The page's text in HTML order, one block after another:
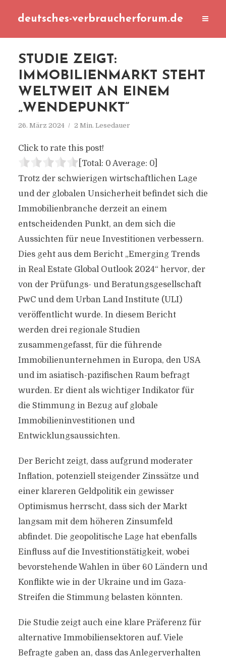
deutsches-verbraucherforum.de
STUDIE ZEIGT:
IMMOBILIENMARKT STEHT
WELTWEIT AN EINEM
„WENDEPUNKT“
26. März 2024 2 Min. Lesedauer
Click to rate this post!
[Total: 0 Average: 0]
Trotz der schwierigen wirtschaftlichen Lage
und der globalen Unsicherheit befindet sich die
Immobilienbranche derzeit an einem
entscheidenden Punkt, an dem sich die
Aussichten für neue Investitionen verbessern.
Dies geht aus dem Bericht „Emerging Trends
in Real Estate Global Outlook 2024“ hervor, der
von der Prüfungs- und Beratungsgesellschaft
PwC und dem Urban Land Institute (ULI)
veröffentlicht wurde. In diesem Bericht
werden drei regionale Studien
zusammengefasst, für die führende
Immobilienunternehmen in Europa, den USA
und im asiatisch-pazifischen Raum befragt
wurden. Er dient als wichtiger Indikator für
die Stimmung in Bezug auf globale
Immobilieninvestitionen und
Entwicklungsaussichten.
Der Bericht zeigt, dass aufgrund moderater
Inflation, potenziell steigender Zinssätze und
einer klareren Geldpolitik ein gewisser
Optimismus herrscht, dass sich der Markt
langsam mit dem höheren Zinsumfeld
abfindet. Die geopolitische Lage hat ebenfalls
Einfluss auf die Investitionstätigkeit, wobei
bevorstehende Wahlen in über 60 Ländern und
Konflikte wie in der Ukraine und im Gaza-
Streifen die Stimmung belasten könnten.
Die Studie zeigt auch eine klare Präferenz für
alternative Immobiliensektoren auf. Viele
Befragte gaben an, dass das Anlegerverhalten